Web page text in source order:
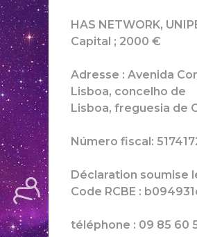
HAS NETWORK,
Capital ; 2000 €
Adresse : Avenida
Lisboa, concelho de
Lisboa, freguesia de
Número fiscal:
Déclaration soumise
Code RCBE :
téléphone : 09 85 60